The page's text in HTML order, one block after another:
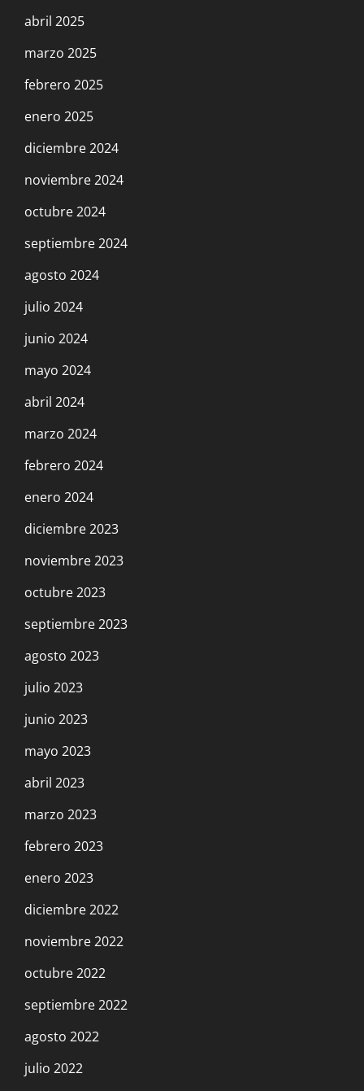
abril 2025
marzo 2025
febrero 2025
enero 2025
diciembre 2024
noviembre 2024
octubre 2024
septiembre 2024
agosto 2024
julio 2024
junio 2024
mayo 2024
abril 2024
marzo 2024
febrero 2024
enero 2024
diciembre 2023
noviembre 2023
octubre 2023
septiembre 2023
agosto 2023
julio 2023
junio 2023
mayo 2023
abril 2023
marzo 2023
febrero 2023
enero 2023
diciembre 2022
noviembre 2022
octubre 2022
septiembre 2022
agosto 2022
julio 2022